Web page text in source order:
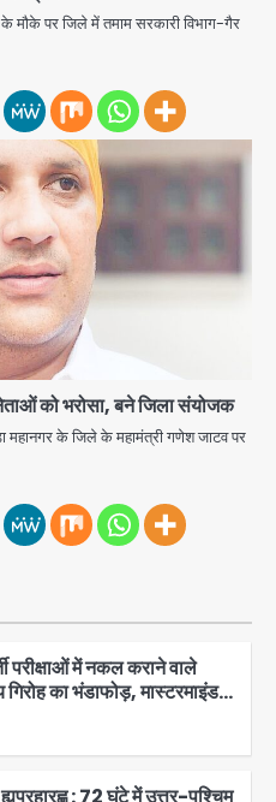
पर जिले में तमाम सरकारी विभाग-गैर
को भरोसा, बने जिला संयोजक
महानगर के जिले के महामंत्री गणेश जाटव पर
परीक्षाओं में नकल कराने वाले
का भंडाफोड़, मास्टरमाइंड
: 72 घंटे में उत्तर-पश्चिम
का बड़ा एक्शन
controversial:
आतंकवादी हैं’, मौलाना का
विवादित बयान, BJP विधायक ने
की मांग
Noida: फेलिक्स
नोएडा लोक मंच की पहल, अब
में मिलेगी 24 घंटे ऑनलाइन
सेल की बड़ी कामयाबी, चोरी के
परीक्षाओं में नकल कराने वाले
गिरोह का भंडाफोड़, मास्टरमाइंड
: 72 घंटे में उत्तर-पश्चिम